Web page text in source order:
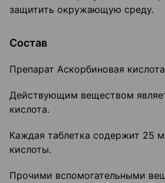
защитить окружающую среду.
Состав
Препарат Аскорбиновая
Действующим веществом
кислота.
Каждая таблетка содержит 25
кислоты.
Прочими вспомогательными